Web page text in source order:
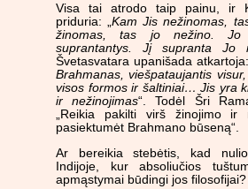
Visa tai atrodo taip painu, ir
priduria: „Kam Jis nežinomas,
žinomas, tas jo nežino. Jo
suprantantys. Jį supranta Jo
Švetasvatara upanišada atkartoja:
Brahmanas, viešpataujantis
visos formos ir šaltiniai… Jis yra
ir nežinojimas“. Todėl Šri
„Reikia pakilti virš žinojimo ir
pasiektumėt Brahmano būseną“.
Ar bereikia stebėtis, kad
Indijoje, kur absoliučios
apmąstymai būdingi jos filosofijai?